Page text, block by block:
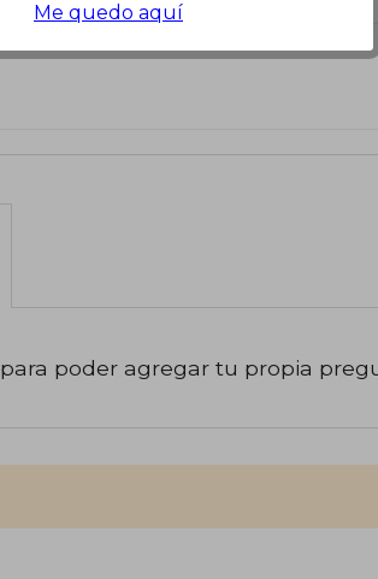
para poder agregar tu propia
Me quedo aquí